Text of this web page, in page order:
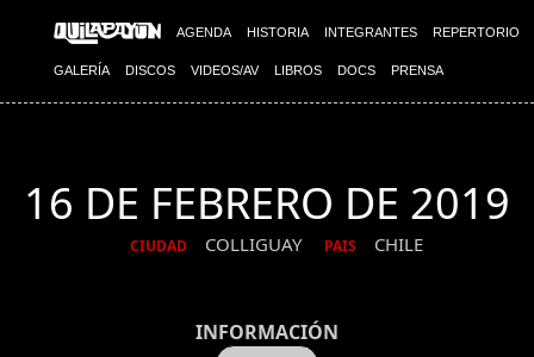
AGENDA HISTORIA INTEGRANTES REPERTORIO
GALERÍA DISCOS VIDEOS/AV LIBROS DOCS PRENSA
16 DE FEBRERO DE 2019
CIUDAD COLLIGUAY PAIS CHILE
INFORMACIÓN